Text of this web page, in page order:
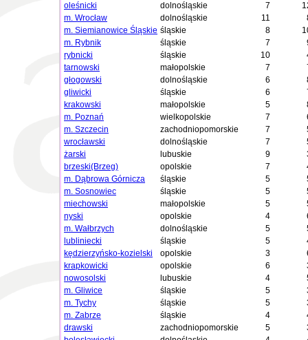
oleśnicki
dolnośląskie 7
m. Wrocław
dolnośląskie 11
m. Siemianowice Śląskie śląskie 8
m. Rybnik
śląskie 7
rybnicki
śląskie 10
tarnowski
małopolskie 7
głogowski
dolnośląskie 6
gliwicki
śląskie 6
krakowski
małopolskie 5
m. Poznań
wielkopolskie 7
m. Szczecin
zachodniopomorskie 7
wrocławski
dolnośląskie 7
żarski
lubuskie 9
brzeski(Brzeg)
opolskie 7
m. Dąbrowa Górnicza
śląskie 5
m. Sosnowiec
śląskie 5
miechowski
małopolskie 5
nyski
opolskie 4
m. Wałbrzych
dolnośląskie 5
lubliniecki
śląskie 5
kędzierzyńsko-kozielski
opolskie 3
krapkowicki
opolskie 6
nowosolski
lubuskie 4
m. Gliwice
śląskie 5
m. Tychy
śląskie 5
m. Zabrze
śląskie 4
drawski
zachodniopomorskie 5